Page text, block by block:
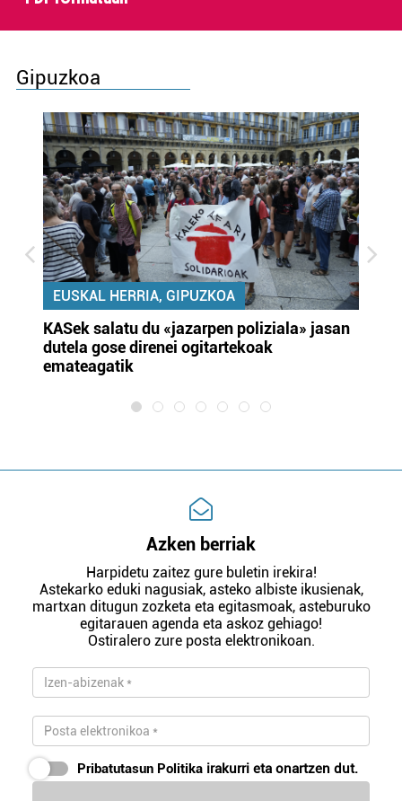
Gipuzkoa
EUSKAL HERRIA, GIPUZKOA
KASek salatu du «jazarpen poliziala» jasan
dutela gose direnei ogitartekoak
emateagatik
Azken berriak
Harpidetu zaitez gure buletin irekira!
Astekarko eduki nagusiak, asteko albiste ikusienak,
martxan ditugun zozketa eta egitasmoak, asteburuko
egitarauen agenda eta askoz gehiago!
Ostiralero zure posta elektronikoan.
Pribatutasun Politika irakurri eta onartzen dut.